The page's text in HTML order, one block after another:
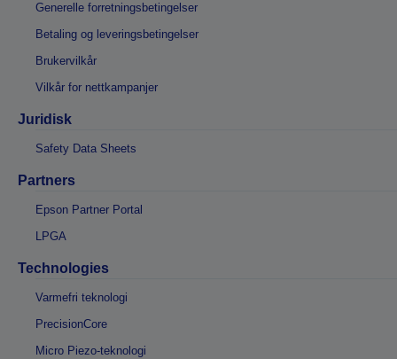
Generelle forretningsbetingelser
Betaling og leveringsbetingelser
Brukervilkår
Vilkår for nettkampanjer
Juridisk
Safety Data Sheets
Partners
Epson Partner Portal
LPGA
Technologies
Varmefri teknologi
PrecisionCore
Micro Piezo-teknologi